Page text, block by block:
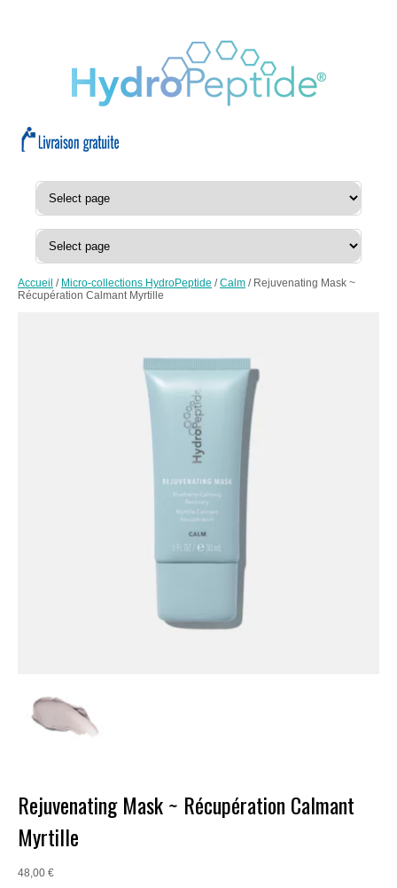
Accueil / Micro-collections HydroPeptide /Calm / Rejuvenating Mask ~
Récupération Calmant Myrtille
Rejuvenating Mask ~ Récupération Calmant
Myrtille
48,00 €